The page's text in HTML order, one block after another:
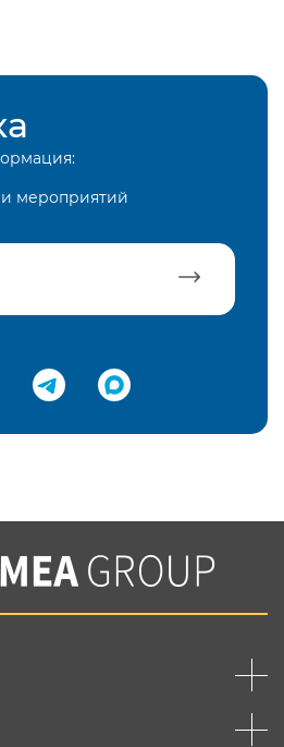
мероприятий
нашей политикой